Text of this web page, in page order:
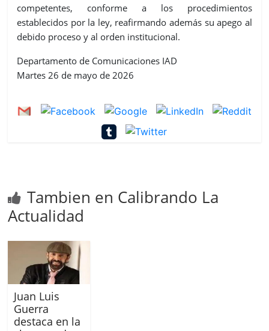
competentes, conforme a los procedimientos
establecidos por la ley, reafirmando además su apego al
debido proceso y al orden institucional.
Departamento de Comunicaciones IAD
Martes 26 de mayo de 2026
Tambien en Calibrando La
Actualidad
Juan Luis
Guerra
destaca en la